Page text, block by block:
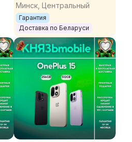
ГАРАНТИЯ./ПОДАРКИ
Минск, Центральный
Гарантия
Доставка по Беларуси